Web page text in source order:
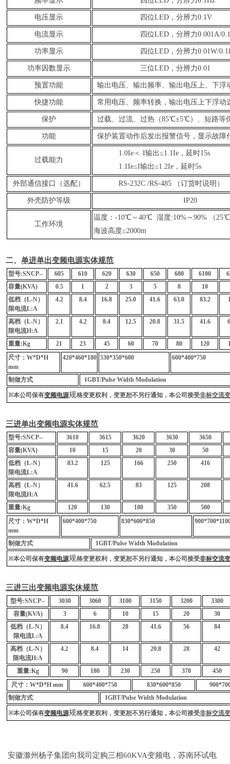
电压显示 四位LED，分辨力0.1V
电流显示 四位LED，分辨力0.001A/
功率显示 四位LED，分辨力0.01W/
功率因数显示 三位LED，分辨力0.01
预置功能 输出电压、输出频率、输出电压上、下浮
快捷功能 常用电压、频率转换，输出电压上下浮动
保护 过载、过流、过热（85℃±5℃）、短路等
功能 保护装置动作后发出报警信号，显示故障
过载能力
1.0Ie＜ I输出≤1.1Ie，延时15s
1.1Ie≤I输出≤1.2Ie，延时5s
外部通信接口（选配） RS-232C /RS-485 （订货时说明）
外壳防护等级 IP20
工作环境
温度：-10℃～40℃ 湿度:10%～90% （
海波高度≤2000m
二、单进单出变频电源实体规范
型号:SNCP-- 605 610 620 630 650 680 6100
容量(KVA) 0.5 1 2 3 5 8 10
低档（L-N）
限电流L:A
4.2 8.4 16.8 25.0 41.6 63.0 83.2
高档（L-N）
限电流H:A
2.1 4.2 8.4 12.5 20.8 31.5 41.6
重量:Kg 21 23 45 60 70 80 120
尺寸： W*D*H
mm
420*460*180 530*350*600 600*400*750
制做方式 1GBT/Pulse Width Modulation
※本公司保有变频电源规格变更权利， 变更恕不另行通知，本公司接受非标交流
三进单出变频电源实体规范
型号:SNCP-- 3610 3615 3620 3630
3650
容量(KVA) 10 15 20 30
50
低档（L-N）
限电流L:A
83.2 125 166 250 416
高档（L-N）
限电流H:A
41.6 62.5 83 125 208
重量:Kg 120 130 180 350
500
尺寸： W*D*H
mm
600*400*750 830*600*850
制做方式 1GBT/Pulse Width Modulation
※本公司保有变频电源规格变更权利， 变更恕不另行通知，本公司接受非标交流
三进三出变频电源实休规范
型号:SNCP-- 3030 3060 3100 3150 3200
3300
容量(KVA) 3 6 10 15 20
30
低档（L-N）
限电流L:A
8.4 16.8 28 41.6 56 84
高档（L-N）
限电流H:A
4.2 8.4 14 20.8 28 42
重量:Kg 90 180 230 250 370
450
尺寸：W*D*H mm 600*400*750 830*600*850
制做方式
1GBT/Pulse Width Modulation
※本公司保有变频电源规格变更权利， 变更恕不另行通知，本公司接受非标交流
安徽滁州杨子集团向我司定购三相60KVA变频电，苏南环试电